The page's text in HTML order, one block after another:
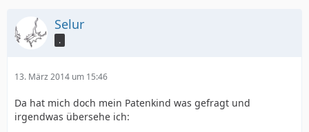
Selur
.
13. März 2014 um 15:46
Da hat mich doch mein Patenkind was gefragt und
irgendwas übersehe ich: